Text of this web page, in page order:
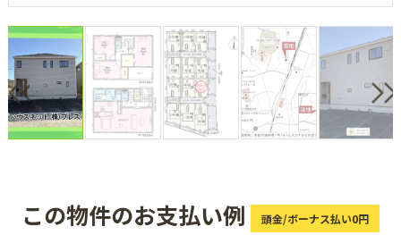
この物件のお支払い例 頭金/ボーナス払い0円